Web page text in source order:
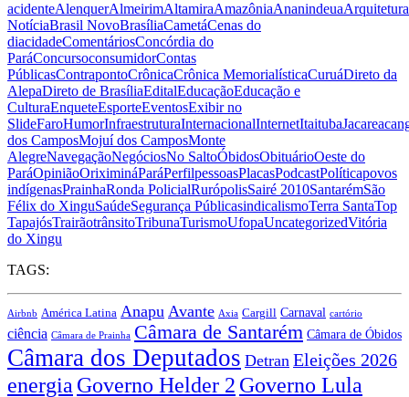
acidenteAlenquerAlmeirimAltamiraAmazôniaAnanindeuaArquitetura
NotíciaBrasil NovoBrasíliaCametáCenas do
diacidadeComentáriosConcórdia do
ParáConcursoconsumidorContas
PúblicasContrapontoCrônicaCrônica MemorialísticaCuruáDireto da
AlepaDireto de BrasíliaEditalEducaçãoEducação e
CulturaEnqueteEsporteEventosExibir no
SlideFaroHumorInfraestruturaInternacionalInternetItaituba
dos CamposMojuí dos CamposMonte
AlegreNavegaçãoNegóciosNo SaltoÓbidosObituárioOeste do
ParáOpiniãoOriximináParáPerfilpessoasPlacasPodcastPolíticapovos
indígenasPrainhaRonda PolicialRurópolisSairé 2010SantarémSão
Félix do XinguSaúdeSegurança PúblicasindicalismoTerra SantaTop
TapajósTrairãotrânsitoTribunaTurismoUfopaUncategorizedVitória
do Xingu
TAGS:
Airbnb América Latina Anapu Avante Axia Cargill Carnaval cartório
ciência Câmara de Prainha Câmara de Santarém Câmara de Óbidos
Câmara dos Deputados Detran Eleições 2026
energia Governo Helder 2 Governo Lula